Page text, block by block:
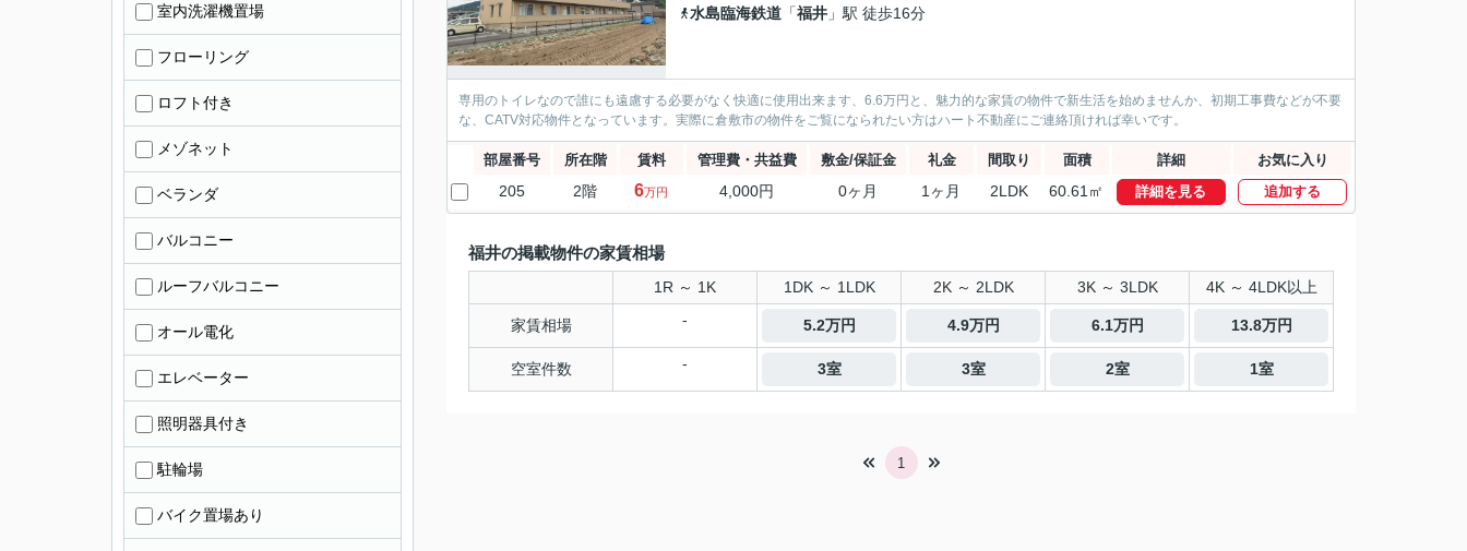
水島臨海鉄道 「福井 」駅 徒歩16分
専用のトイレなので誰にも遠慮する必要がなく快適に使用出来ます、6.6万円と、魅力的な家賃の物件で新生活を始めませんか、初期工事費などが不要
な、CATV対応物件となっています。実際に倉敷市の物件をご覧になられたい方はハート不動産にご連絡頂ければ幸いです。
部屋番号 所在階 賃料 管理費・共益費 敷金/保証金 礼金 間取り 面積 詳細 お気に入り
205 2階 6万円 4,000円 0ヶ月 1ヶ月 2LDK 60.61㎡ 詳細を見る 追加する
福井の掲載物件の家賃相場
1R ～ 1K 1DK ～ 1LDK 2K ～ 2LDK 3K ～ 3LDK 4K ～ 4LDK以上
家賃相場 - 5.2万円 4.9万円 6.1万円 13.8万円
空室件数 - 3室 3室 2室 1室
1
室内洗濯機置場
フローリング
ロフト付き
メゾネット
ベランダ
バルコニー
ルーフバルコニー
オール電化
エレベーター
照明器具付き
駐輪場
バイク置場あり